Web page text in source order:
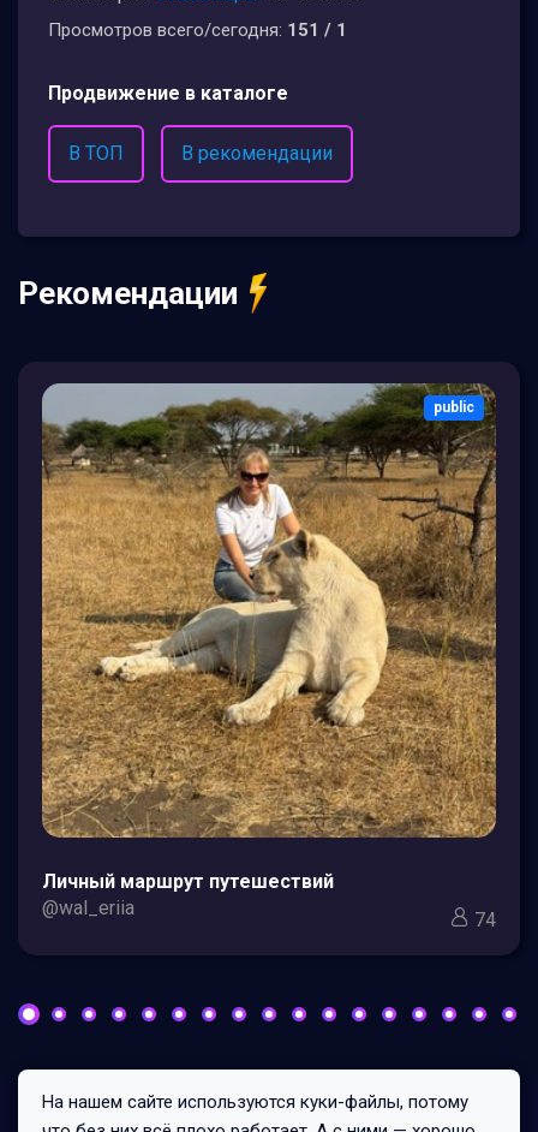
Просмотров всего/сегодня: 151 / 1
Продвижение в каталоге
В ТОП В рекомендации
Рекомендации
public
Личный маршрут путешествий
@wal_eriia
74
Все права защищены © 2026
На нашем сайте используются куки-файлы, потому